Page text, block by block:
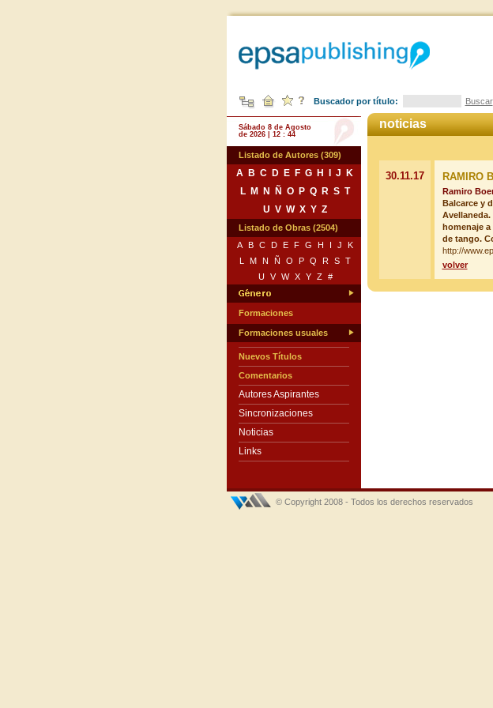
Buscador por título: Buscar
Sábado 8 de Agosto
de 2026 | 12 : 44
Listado de Autores (309)
A B C D E F G H J
K
L
M N Ñ O P Q R S T
U V W X Y Z
Listado de Obras (2504)
A
B C D E F G H I J
K
L
M N Ñ O P Q R S T
U
V W X Y Z #
Formaciones
Formaciones usuales
Nuevos Títulos
Comentarios
Autores Aspirantes
Sincronizaciones
Noticias
Links
noticias
30.11.17 RAMIRO
Ramiro
Balcarce y
homenaje
de tango.
http://
volver
© Copyright 2008 - Todos los derechos reservados